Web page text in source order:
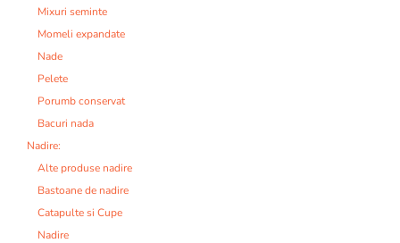
Mixuri seminte
Momeli expandate
Nade
Pelete
Porumb conservat
Bacuri nada
Nadire:
Alte produse nadire
Bastoane de nadire
Catapulte si Cupe
Nadire